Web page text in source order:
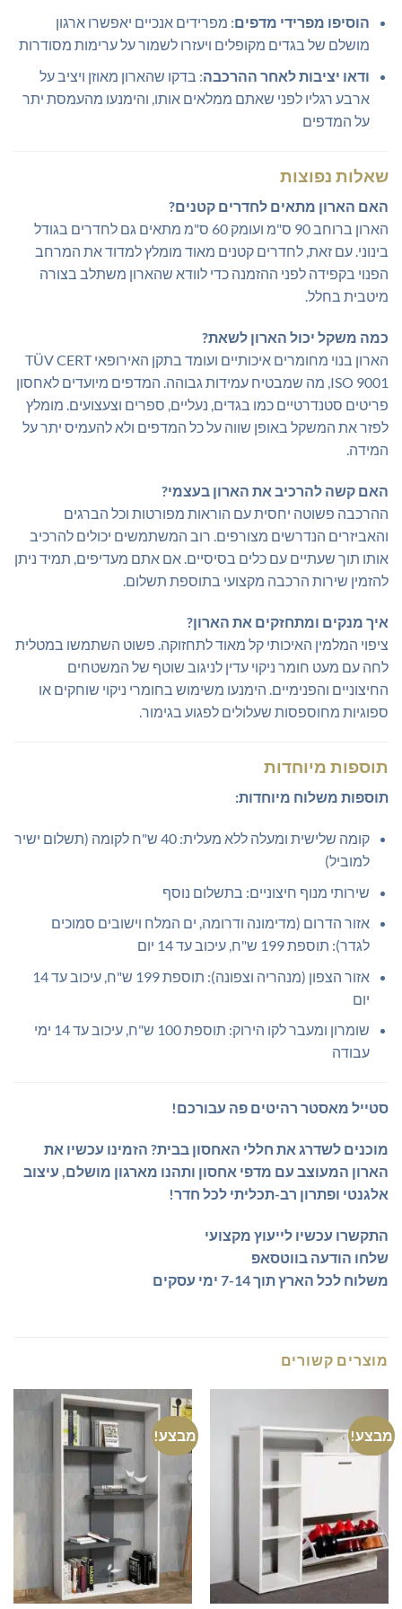
הוסיפו מפרידי מדפים: מפרידים אנכיים יאפשרו ארגון
מושלם של בגדים מקופלים ויעזרו לשמור על ערימות מסודרות
ודאו יציבות לאחר ההרכבה: בדקו שהארון מאוזן ויציב על
ארבע רגליו לפני שאתם ממלאים אותו, והימנעו מהעמסת יתר
על המדפים
שאלות נפוצות
האם הארון מתאים לחדרים קטנים?
הארון ברוחב 90 ס"מ ועומק 60 ס"מ מתאים גם לחדרים בגודל
בינוני. עם זאת, לחדרים קטנים מאוד מומלץ למדוד את המרחב
הפנוי בקפידה לפני ההזמנה כדי לוודא שהארון משתלב בצורה
מיטבית בחלל.
כמה משקל יכול הארון לשאת?
הארון בנוי מחומרים איכותיים ועומד בתקן האירופאי TÜV CERT
ISO 9001, מה שמבטיח עמידות גבוהה. המדפים מיועדים לאחסון
פריטים סטנדרטיים כמו בגדים, נעליים, ספרים וצעצועים. מומלץ
לפזר את המשקל באופן שווה על כל המדפים ולא להעמיס יתר על
המידה.
האם קשה להרכיב את הארון בעצמי?
ההרכבה פשוטה יחסית עם הוראות מפורטות וכל הברגים
והאביזרים הנדרשים מצורפים. רוב המשתמשים יכולים להרכיב
אותו תוך שעתיים עם כלים בסיסיים. אם אתם מעדיפים, תמיד ניתן
להזמין שירות הרכבה מקצועי בתוספת תשלום.
איך מנקים ומתחזקים את הארון?
ציפוי המלמין האיכותי קל מאוד לתחזוקה. פשוט השתמשו במטלית
לחה עם מעט חומר ניקוי עדין לניגוב שוטף של המשטחים
החיצוניים והפנימיים. הימנעו משימוש בחומרי ניקוי שוחקים או
ספוגיות מחוספסות שעלולים לפגוע בגימור.
תוספות מיוחדות
תוספות משלוח מיוחדות:
קומה שלישית ומעלה ללא מעלית: 40 ש"ח לקומה (תשלום ישיר
למוביל)
שירותי מנוף חיצוניים: בתשלום נוסף
אזור הדרום (מדימונה ודרומה, ים המלח וישובים סמוכים
לגדר): תוספת 199 ש"ח, עיכוב עד 14 יום
אזור הצפון (מנהריה וצפונה): תוספת 199 ש"ח, עיכוב עד 14
יום
שומרון ומעבר לקו הירוק: תוספת 100 ש"ח, עיכוב עד 14 ימי
עבודה
סטייל מאסטר רהיטים פה עבורכם!
מוכנים לשדרג את חללי האחסון בבית? הזמינו עכשיו את
הארון המעוצב עם מדפי אחסון ותהנו מארגון מושלם, עיצוב
אלגנטי ופתרון רב-תכליתי לכל חדר!
התקשרו עכשיו לייעוץ מקצועי
שלחו הודעה בווטסאפ
משלוח לכל הארץ תוך 7-14 ימי עסקים
מוצרים קשורים
מבצע! מבצע!